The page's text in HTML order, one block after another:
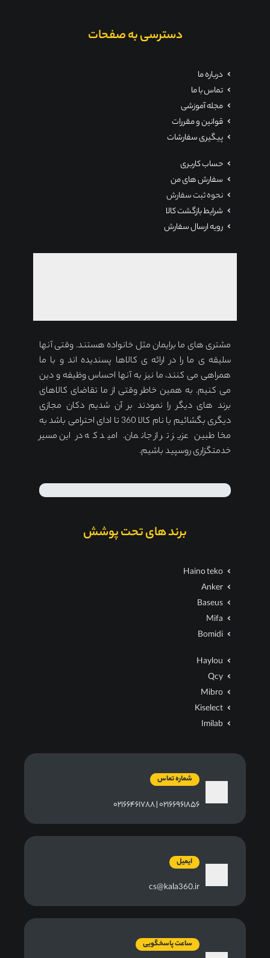
دسترسی به صفحات
درباره ما
تماس با ما
مجله آموزشی
قوانین و مقررات
پیگیری سفارشات
حساب کاربری
سفارش های من
نحوه ثبت سفارش
شرایط بازگشت کالا
رویه ارسال سفارش
مشتری های ما برایمان مثل خانواده هستند. وقتی آنها
سلیقه ی ما را در ارائه ی کالاها پسندیده اند و با ما
همراهی می کنند، ما نیز به آنها احساس وظیفه و دین
می کنیم. به همین خاطر وقتی از ما تقاضای کالاهای
برند های دیگر را نمودند بر آن شدیم دکان مجازی
دیگری بگشائیم با نام کالا 360 تا ادای احترامی باشد به
مخاطبین عزیز تر از جانمان. امید که در این مسیر
خدمتگزاری روسپید باشیم.
برند های تحت پوشش
Haino teko
Anker
Baseus
Mifa
Bomidi
Haylou
Qcy
Mibro
Kiselect
Imilab
شماره تماس
۰۲۱۶۶۹۶۱۸۵۶ | ۰۲۱۶۶۴۶۱۷۸۸
ایمیل
cs@kala360.ir
ساعت پاسخگویی